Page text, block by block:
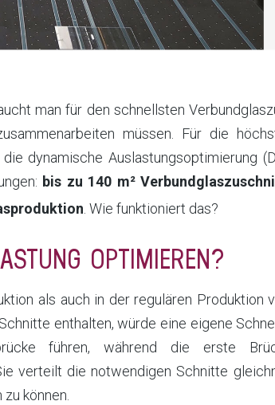
man für den schnellsten
müssen. Für die
dynamische Auslastungsoptimierung
bis zu 140 m²
. Wie funktioniert das?
OPTIMIEREN?
als auch in der regulären Produktion
enthalten, würde eine eigene
führen, während die erste
verteilt die notwendigen Schnitte
können.